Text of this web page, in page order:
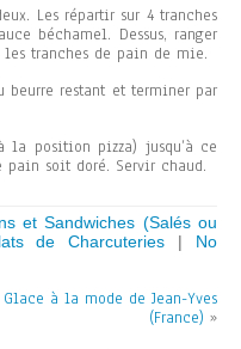
Les répartir sur 4 tranches
béchamel. Dessus, ranger
tranches de pain de mie.
beurre restant et terminer par
position pizza) jusqu’à ce
soit doré. Servir chaud.
et Sandwiches (Salés ou
de Charcuteries | No
Glace à la mode de Jean-Yves
(France) »